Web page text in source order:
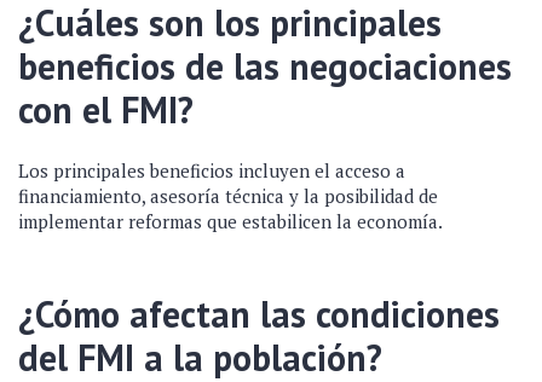
¿Cuáles son los principales
beneficios de las negociaciones
con el FMI?
Los principales beneficios incluyen el acceso a
financiamiento, asesoría técnica y la posibilidad de
implementar reformas que estabilicen la economía.
¿Cómo afectan las condiciones
del FMI a la población?